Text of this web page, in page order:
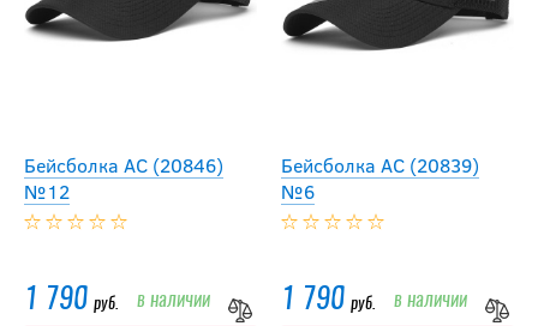
Бейсболка АС (20846)
№12
1 790 руб. в наличии
Бейсболка АС (20839)
№6
1 790 руб. в наличии